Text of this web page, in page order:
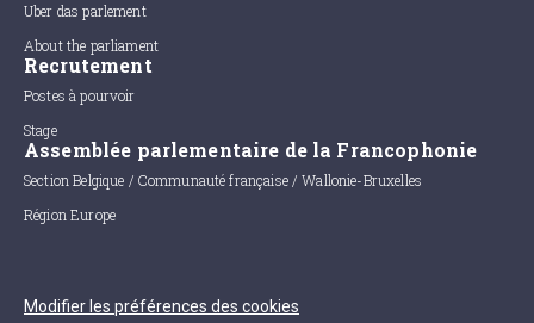
Uber das parlement
About the parliament
Recrutement
Postes à pourvoir
Stage
Assemblée parlementaire de la Francophonie
Section Belgique / Communauté française / Wallonie-Bruxelles
Région Europe
Modifier les préférences des cookies